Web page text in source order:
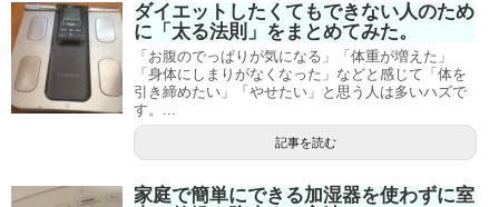
ダイエットしたくてもできない人のため
に「太る法則」をまとめてみた。
「お腹のでっぱりが気になる」「体重が増えた」
「身体にしまりがなくなった」などと感じて「体を
引き締めたい」「やせたい」と思う人は多いハズで
す。...
記事を読む
家庭で簡単にできる加湿器を使わずに室